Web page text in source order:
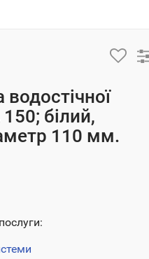
білий,
110 мм.